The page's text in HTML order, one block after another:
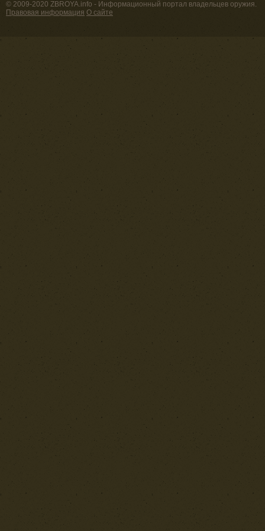
© 2009-2020 ZBROYA.info - Информационный портал владельцев оружия.
Правовая информация О сайте